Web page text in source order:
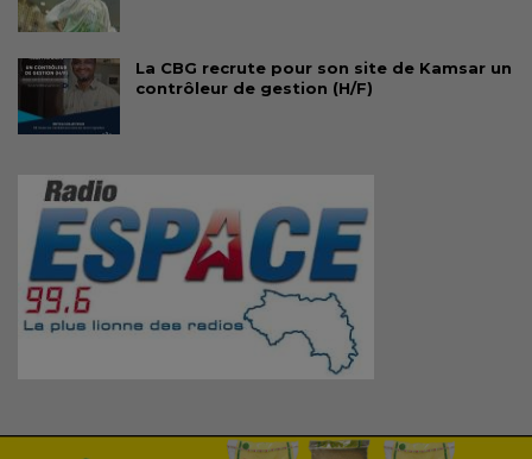
La CBG recrute pour son site de Kamsar un
contrôleur de gestion (H/F)